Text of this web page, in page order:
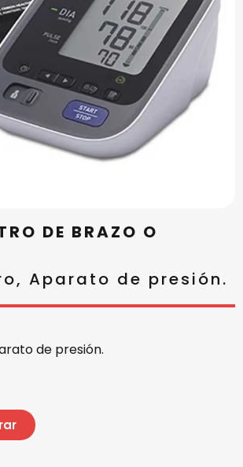
DE BRAZO O
Aparato de presión.
de presión.